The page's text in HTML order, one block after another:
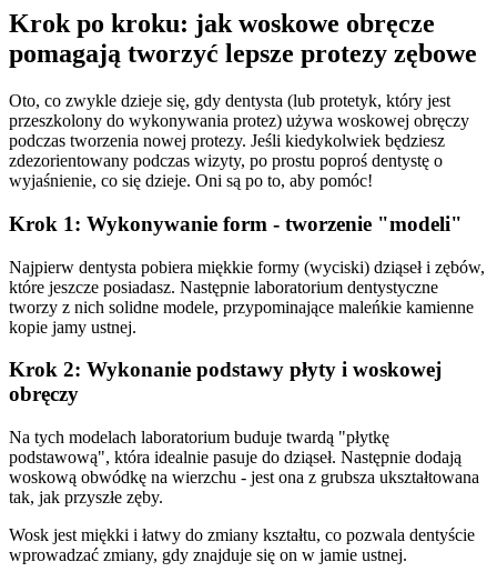
Krok po kroku: jak woskowe obręcze
pomagają tworzyć lepsze protezy zębowe
Oto, co zwykle dzieje się, gdy dentysta (lub protetyk, który jest
przeszkolony do wykonywania protez) używa woskowej obręczy
podczas tworzenia nowej protezy. Jeśli kiedykolwiek będziesz
zdezorientowany podczas wizyty, po prostu poproś dentystę o
wyjaśnienie, co się dzieje. Oni są po to, aby pomóc!
Krok 1: Wykonywanie form - tworzenie "modeli"
Najpierw dentysta pobiera miękkie formy (wyciski) dziąseł i zębów,
które jeszcze posiadasz. Następnie laboratorium dentystyczne
tworzy z nich solidne modele, przypominające maleńkie kamienne
kopie jamy ustnej.
Krok 2: Wykonanie podstawy płyty i woskowej
obręczy
Na tych modelach laboratorium buduje twardą "płytkę
podstawową", która idealnie pasuje do dziąseł. Następnie dodają
woskową obwódkę na wierzchu - jest ona z grubsza ukształtowana
tak, jak przyszłe zęby.
Wosk jest miękki i łatwy do zmiany kształtu, co pozwala dentyście
wprowadzać zmiany, gdy znajduje się on w jamie ustnej.